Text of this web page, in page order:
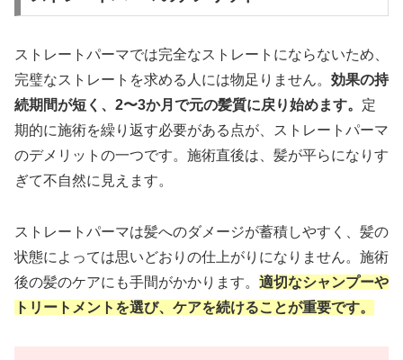
ストレートパーマでは完全なストレートにならないため、
完璧なストレートを求める人には物足りません。 効果の持
続期間が短く、2〜3か月で元の髪質に戻り始めます。 定
期的に施術を繰り返す必要がある点が、ストレートパーマ
のデメリットの一つです。施術直後は、髪が平らになりす
ぎて不自然に見えます。
ストレートパーマは髪へのダメージが蓄積しやすく、髪の
状態によっては思いどおりの仕上がりになりません。施術
後の髪のケアにも手間がかかります。 適切なシャンプーや
トリートメントを選び、ケアを続けることが重要です。